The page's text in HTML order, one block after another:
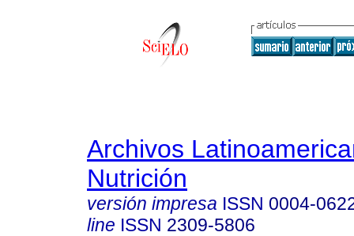
Archivos
Nutrición
versión impresa ISSN 0004-
line ISSN 2309-5806